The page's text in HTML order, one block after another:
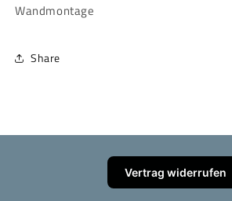
Wandmontage
Share
Vertrag widerrufen